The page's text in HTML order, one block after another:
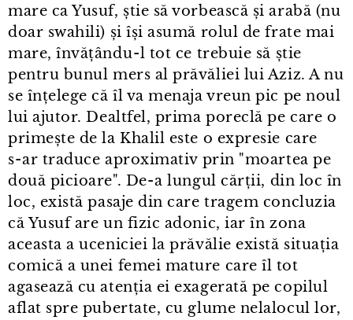
mare ca Yusuf, știe să vorbească și arabă (nu
doar swahili) și își asumă rolul de frate mai
mare, învățându⁠-⁠l tot ce trebuie să știe
pentru bunul mers al prăvăliei lui Aziz. A nu
se înțelege că îl va menaja vreun pic pe noul
lui ajutor. Dealtfel, prima poreclă pe care o
primește de la Khalil este o expresie care
s⁠-⁠ar traduce aproximativ prin "moartea pe
două picioare". De⁠-⁠a lungul cărții, din loc în
loc, există pasaje din care tragem concluzia
că Yusuf are un fizic adonic, iar în zona
aceasta a uceniciei la prăvălie există situația
comică a unei femei mature care îl tot
agasează cu atenția ei exagerată pe copilul
aflat spre pubertate, cu glume nelalocul lor,